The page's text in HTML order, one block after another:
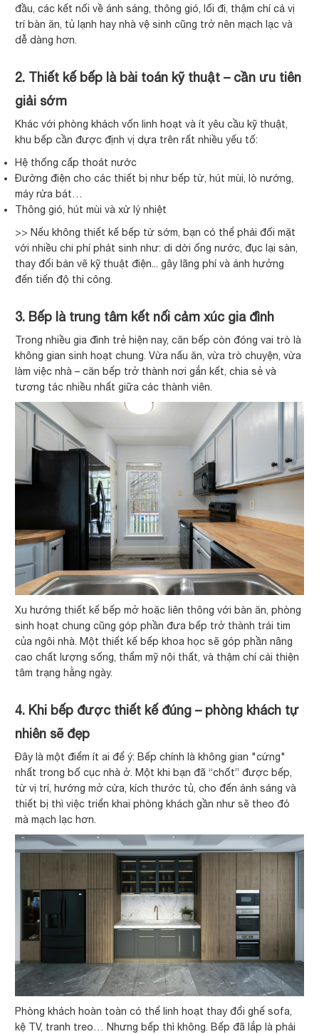
đầu, các kết nối về ánh sáng, thông gió, lối đi, thậm chí cả vị
trí bàn ăn, tủ lạnh hay nhà vệ sinh cũng trở nên mạch lạc và
dễ dàng hơn.
2. Thiết kế bếp là bài toán kỹ thuật – cần ưu tiên
giải sớm
Khác với phòng khách vốn linh hoạt và ít yêu cầu kỹ thuật,
khu bếp cần được định vị dựa trên rất nhiều yếu tố:
Hệ thống cấp thoát nước
Đường điện cho các thiết bị như bếp từ, hút mùi, lò nướng,
máy rửa bát…
Thông gió, hút mùi và xử lý nhiệt
>> Nếu không thiết kế bếp từ sớm, bạn có thể phải đối mặt
với nhiều chi phí phát sinh như: di dời ống nước, đục lại sàn,
thay đổi bản vẽ kỹ thuật điện... gây lãng phí và ảnh hưởng
đến tiến độ thi công.
3. Bếp là trung tâm kết nối cảm xúc gia đình
Trong nhiều gia đình trẻ hiện nay, căn bếp còn đóng vai trò là
không gian sinh hoạt chung. Vừa nấu ăn, vừa trò chuyện, vừa
làm việc nhà – căn bếp trở thành nơi gắn kết, chia sẻ và
tương tác nhiều nhất giữa các thành viên.
Xu hướng thiết kế bếp mở hoặc liên thông với bàn ăn, phòng
sinh hoạt chung cũng góp phần đưa bếp trở thành trái tim
của ngôi nhà. Một thiết kế bếp khoa học sẽ góp phần nâng
cao chất lượng sống, thẩm mỹ nội thất, và thậm chí cải thiện
tâm trạng hằng ngày.
4. Khi bếp được thiết kế đúng – phòng khách tự
nhiên sẽ đẹp
Đây là một điểm ít ai để ý: Bếp chính là không gian "cứng"
nhất trong bố cục nhà ở. Một khi bạn đã “chốt” được bếp,
từ vị trí, hướng mở cửa, kích thước tủ, cho đến ánh sáng và
thiết bị thì việc triển khai phòng khách gần như sẽ theo đó
mà mạch lạc hơn.
Phòng khách hoàn toàn có thể linh hoạt thay đổi ghế sofa,
kệ TV, tranh treo… Nhưng bếp thì không. Bếp đã lắp là phải